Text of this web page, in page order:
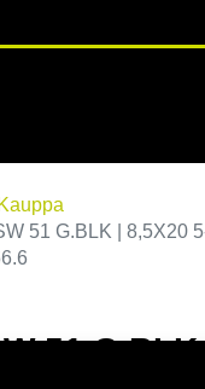
Kauppa
51 G.BLK | 8,5X20
51